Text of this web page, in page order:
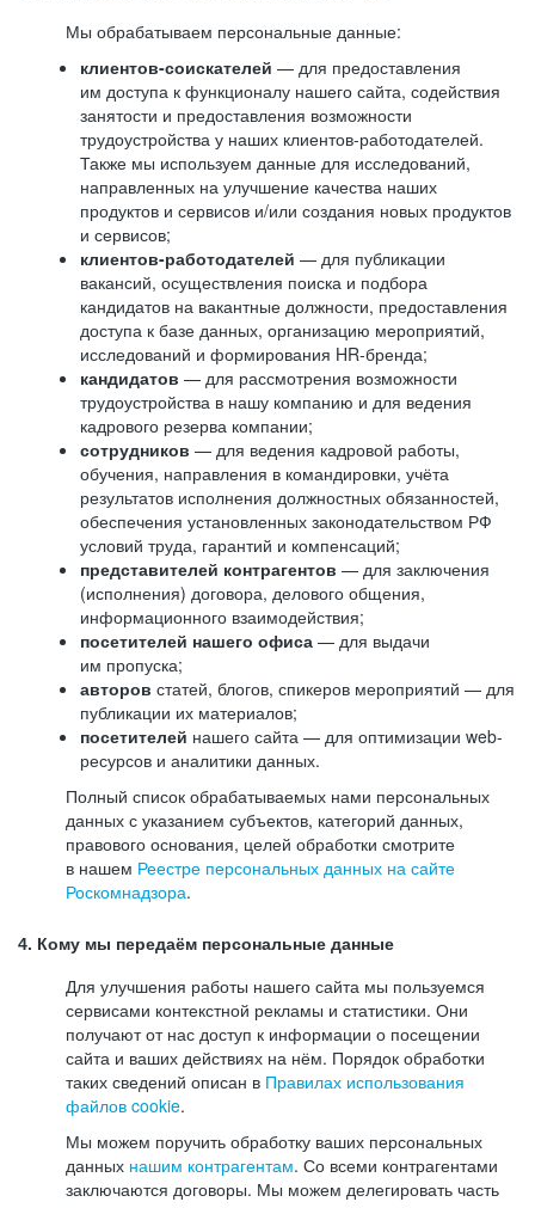
Мы обрабатываем персональные данные:
клиентов-соискателей — для предоставления
им доступа к функционалу нашего сайта, содействия
занятости и предоставления возможности
трудоустройства у наших клиентов-работодателей.
Также мы используем данные для исследований,
направленных на улучшение качества наших
продуктов и сервисов и/или создания новых продуктов
и сервисов;
клиентов-работодателей — для публикации
вакансий, осуществления поиска и подбора
кандидатов на вакантные должности, предоставления
доступа к базе данных, организацию мероприятий,
исследований и формирования HR-бренда;
кандидатов — для рассмотрения возможности
трудоустройства в нашу компанию и для ведения
кадрового резерва компании;
сотрудников — для ведения кадровой работы,
обучения, направления в командировки, учёта
результатов исполнения должностных обязанностей,
обеспечения установленных законодательством РФ
условий труда, гарантий и компенсаций;
представителей контрагентов — для заключения
(исполнения) договора, делового общения,
информационного взаимодействия;
посетителей нашего офиса — для выдачи
им пропуска;
авторов статей, блогов, спикеров мероприятий — для
публикации их материалов;
посетителей нашего сайта — для оптимизации web-
ресурсов и аналитики данных.
Полный список обрабатываемых нами персональных
данных с указанием субъектов, категорий данных,
правового основания, целей обработки смотрите
в нашем Реестре персональных данных на сайте
Роскомнадзора.
4. Кому мы передаём персональные данные
Для улучшения работы нашего сайта мы пользуемся
сервисами контекстной рекламы и статистики. Они
получают от нас доступ к информации о посещении
сайта и ваших действиях на нём. Порядок обработки
таких сведений описан в Правилах использования
файлов cookie.
Мы можем поручить обработку ваших персональных
данных нашим контрагентам. Со всеми контрагентами
заключаются договоры. Мы можем делегировать часть